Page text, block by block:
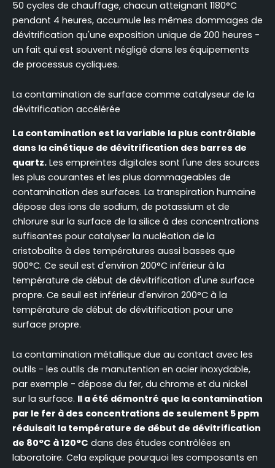
50 cycles de chauffage, chacun atteignant 1180°C
pendant 4 heures, accumule les mêmes dommages de
dévitrification qu'une exposition unique de 200 heures -
un fait qui est souvent négligé dans les équipements
de processus cycliques.
La contamination de surface comme catalyseur de la
dévitrification accélérée
La contamination est la variable la plus contrôlable
dans la cinétique de dévitrification des barres de
quartz. Les empreintes digitales sont l'une des sources
les plus courantes et les plus dommageables de
contamination des surfaces. La transpiration humaine
dépose des ions de sodium, de potassium et de
chlorure sur la surface de la silice à des concentrations
suffisantes pour catalyser la nucléation de la
cristobalite à des températures aussi basses que
900°C. Ce seuil est d'environ 200°C inférieur à la
température de début de dévitrification d'une surface
propre. Ce seuil est inférieur d'environ 200°C à la
température de début de dévitrification pour une
surface propre.
La contamination métallique due au contact avec les
outils - les outils de manutention en acier inoxydable,
par exemple - dépose du fer, du chrome et du nickel
sur la surface. Il a été démontré que la contamination
par le fer à des concentrations de seulement 5 ppm
réduisait la température de début de dévitrification
de 80°C à 120°C dans des études contrôlées en
laboratoire. Cela explique pourquoi les composants en